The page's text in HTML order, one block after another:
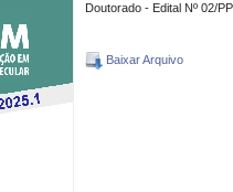
Doutorado - Edital Nº 02/
Baixar Arquivo